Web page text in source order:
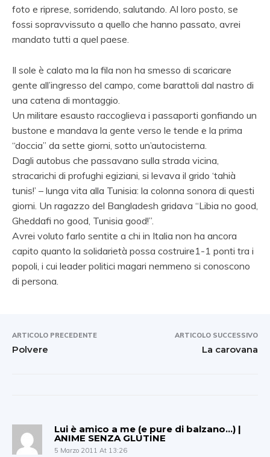
foto e riprese, sorridendo, salutando. Al loro posto, se
fossi sopravvissuto a quello che hanno passato, avrei
mandato tutti a quel paese.
Il sole è calato ma la fila non ha smesso di scaricare
gente all’ingresso del campo, come barattoli dal nastro di
una catena di montaggio.
Un militare esausto raccoglieva i passaporti gonfiando un
bustone e mandava la gente verso le tende e la prima
“doccia” da sette giorni, sotto un’autocisterna.
Dagli autobus che passavano sulla strada vicina,
stracarichi di profughi egiziani, si levava il grido ‘tahià
tunis!’ – lunga vita alla Tunisia: la colonna sonora di questi
giorni. Un ragazzo del Bangladesh gridava “Libia no good,
Gheddafi no good, Tunisia good!”.
Avrei voluto farlo sentite a chi in Italia non ha ancora
capito quanto la solidarietà possa costruire1-1 ponti tra i
popoli, i cui leader politici magari nemmeno si conoscono
di persona.
ARTICOLO PRECEDENTE
Polvere
ARTICOLO SUCCESSIVO
La carovana
Lui è amico a me (e pure di balzano…) |
ANIME SENZA GLUTINE
5 Marzo 2011 At 13:26